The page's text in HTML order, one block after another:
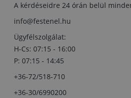
A kérdéseidre 24 órán belül
info@festenel.hu
Ügyfélszolgálat:
H-Cs: 07:15 - 16:00
P: 07:15 - 14:45
+36-72/518-710
+36-30/6990200